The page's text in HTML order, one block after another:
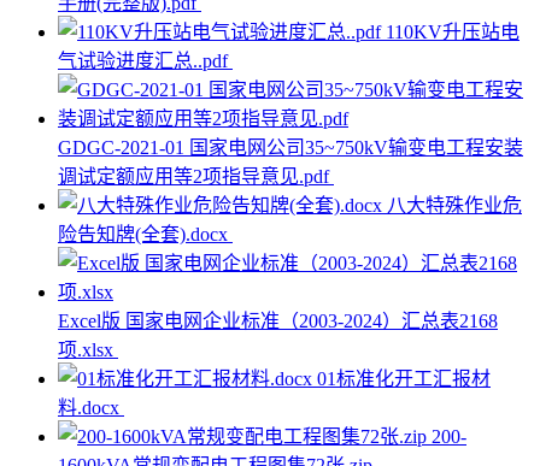
110KV升压站电
气试验进度汇总..pdf
GDGC-2021-01 国家电网公司35~750kV输变电工程安装
调试定额应用等2项指导意见.pdf
八大特殊作业危
险告知牌(全套).docx
Excel版 国家电网企业标准（2003-2024）汇总表2168
项.xlsx
01标准化开工汇报材
料.docx
200-